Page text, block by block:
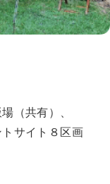
（共有）、
サイト８区画